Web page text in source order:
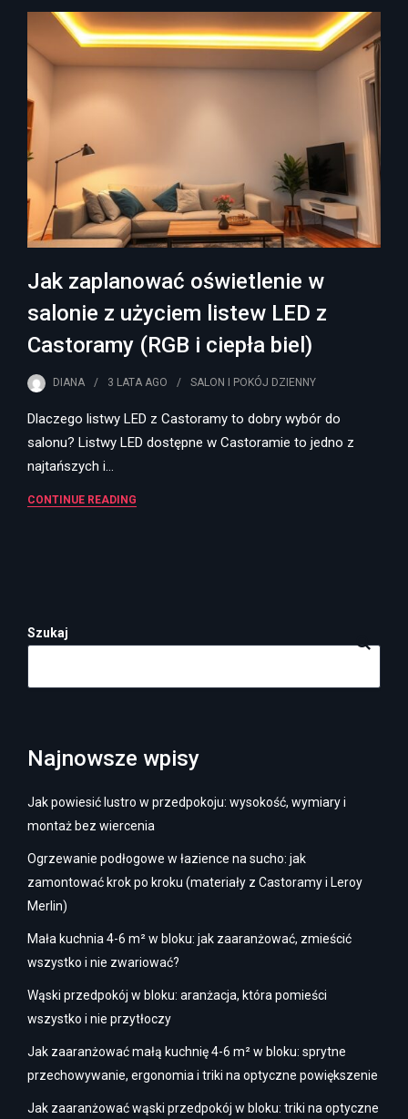
Jak zaplanować oświetlenie w
salonie z użyciem listew LED z
Castoramy (RGB i ciepła biel)
DIANA 3 LATA AGO SALON I POKÓJ DZIENNY
Dlaczego listwy LED z Castoramy to dobry wybór do
salonu? Listwy LED dostępne w Castoramie to jedno z
najtańszych i…
CONTINUE READING
Szukaj
Najnowsze wpisy
Jak powiesić lustro w przedpokoju: wysokość, wymiary i
montaż bez wiercenia
Ogrzewanie podłogowe w łazience na sucho: jak
zamontować krok po kroku (materiały z Castoramy i Leroy
Merlin)
Mała kuchnia 4-6 m² w bloku: jak zaaranżować, zmieścić
wszystko i nie zwariować?
Wąski przedpokój w bloku: aranżacja, która pomieści
wszystko i nie przytłoczy
Jak zaaranżować małą kuchnię 4-6 m² w bloku: sprytne
przechowywanie, ergonomia i triki na optyczne powiększenie
Jak zaaranżować wąski przedpokój w bloku: triki na optyczne